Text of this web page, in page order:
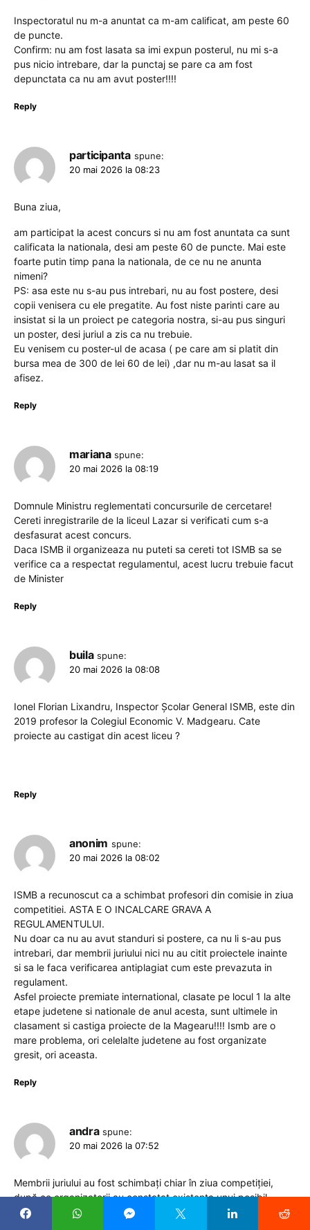
Inspectoratul nu m-a anuntat ca m-am calificat, am peste 60
de puncte.
Confirm: nu am fost lasata sa imi expun posterul, nu mi s-a
pus nicio intrebare, dar la punctaj se pare ca am fost
depunctata ca nu am avut poster!!!!
Reply
participanta spune:
20 mai 2026 la 08:23
Buna ziua,
am participat la acest concurs si nu am fost anuntata ca sunt
calificata la nationala, desi am peste 60 de puncte. Mai este
foarte putin timp pana la nationala, de ce nu ne anunta
nimeni?
PS: asa este nu s-au pus intrebari, nu au fost postere, desi
copii venisera cu ele pregatite. Au fost niste parinti care au
insistat si la un proiect pe categoria nostra, si-au pus singuri
un poster, desi juriul a zis ca nu trebuie.
Eu venisem cu poster-ul de acasa ( pe care am si platit din
bursa mea de 300 de lei 60 de lei) ,dar nu m-au lasat sa il
afisez.
Reply
mariana spune:
20 mai 2026 la 08:19
Domnule Ministru reglementati concursurile de cercetare!
Cereti inregistrarile de la liceul Lazar si verificati cum s-a
desfasurat acest concurs.
Daca ISMB il organizeaza nu puteti sa cereti tot ISMB sa se
verifice ca a respectat regulamentul, acest lucru trebuie facut
de Minister
Reply
buila spune:
20 mai 2026 la 08:08
Ionel Florian Lixandru, Inspector Școlar General ISMB, este din
2019 profesor la Colegiul Economic V. Madgearu. Cate
proiecte au castigat din acest liceu ?
Reply
anonim spune:
20 mai 2026 la 08:02
ISMB a recunoscut ca a schimbat profesori din comisie in ziua
competitiei. ASTA E O INCALCARE GRAVA A
REGULAMENTULUI.
Nu doar ca nu au avut standuri si postere, ca nu li s-au pus
intrebari, dar membrii juriului nici nu au citit proiectele inainte
si sa le faca verificarea antiplagiat cum este prevazuta in
regulament.
Asfel proiecte premiate international, clasate pe locul 1 la alte
etape judetene si nationale de anul acesta, sunt ultimele in
clasament si castiga proiecte de la Magearu!!!! Ismb are o
mare problema, ori celelalte judetene au fost organizate
gresit, ori aceasta.
Reply
andra spune:
20 mai 2026 la 07:52
Membrii juriului au fost schimbați chiar în ziua competiției,
după ce organizatorii au constatat existența unui posibil
conflict de interese: în comisie se aflau profesori de la Colegiul